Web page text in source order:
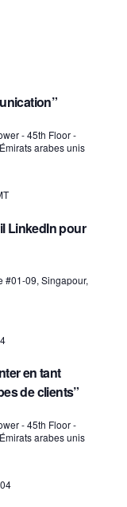
- 45th Floor -
arabes unis
LinkedIn pour
#01-09, Singapour,
en tant
de clients”
- 45th Floor -
arabes unis